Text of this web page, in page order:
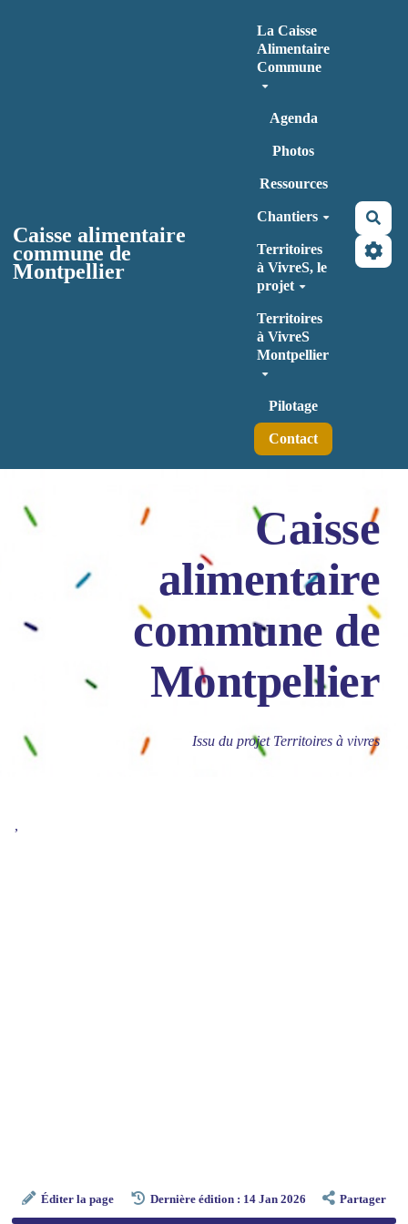
Caisse alimentaire
commune de
Montpellier
La Caisse
Alimentaire
Commune
Agenda
Photos
Ressources
Chantiers
Territoires
à VivreS, le
projet
Territoires
à VivreS
Montpellier
Pilotage
Contact
Caisse
alimentaire
commune de
Montpellier
Issu du projet Territoires à vivres
,
Éditer la page Dernière édition : 14 Jan 2026 Partager